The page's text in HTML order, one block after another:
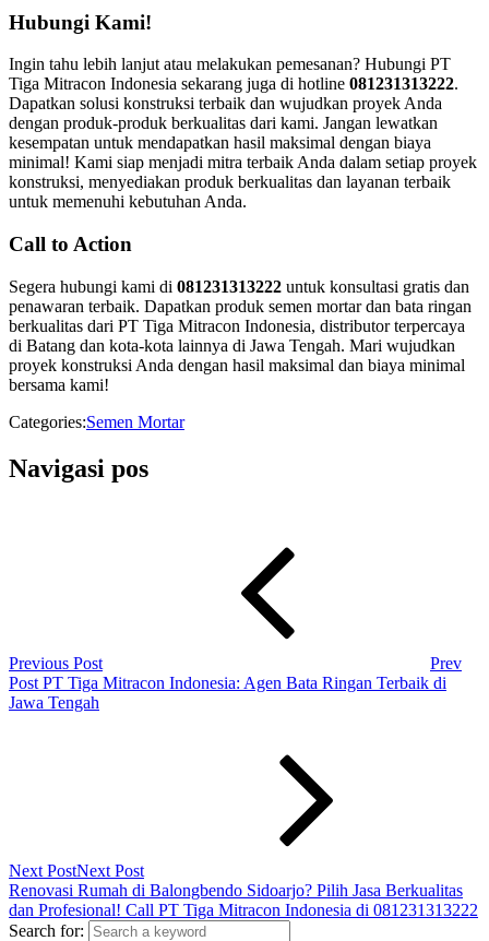
Hubungi Kami!
Ingin tahu lebih lanjut atau melakukan pemesanan? Hubungi PT
Tiga Mitracon Indonesia sekarang juga di hotline 081231313222.
Dapatkan solusi konstruksi terbaik dan wujudkan proyek Anda
dengan produk-produk berkualitas dari kami. Jangan lewatkan
kesempatan untuk mendapatkan hasil maksimal dengan biaya
minimal! Kami siap menjadi mitra terbaik Anda dalam setiap proyek
konstruksi, menyediakan produk berkualitas dan layanan terbaik
untuk memenuhi kebutuhan Anda.
Call to Action
Segera hubungi kami di 081231313222 untuk konsultasi gratis dan
penawaran terbaik. Dapatkan produk semen mortar dan bata ringan
berkualitas dari PT Tiga Mitracon Indonesia, distributor terpercaya
di Batang dan kota-kota lainnya di Jawa Tengah. Mari wujudkan
proyek konstruksi Anda dengan hasil maksimal dan biaya minimal
bersama kami!
Categories:Semen Mortar
Navigasi pos
Previous Post
Prev
Post PT Tiga Mitracon Indonesia: Agen Bata Ringan Terbaik di
Jawa Tengah
Next PostNext Post
Renovasi Rumah di Balongbendo Sidoarjo? Pilih Jasa Berkualitas
dan Profesional! Call PT Tiga Mitracon Indonesia di 081231313222
Search for: